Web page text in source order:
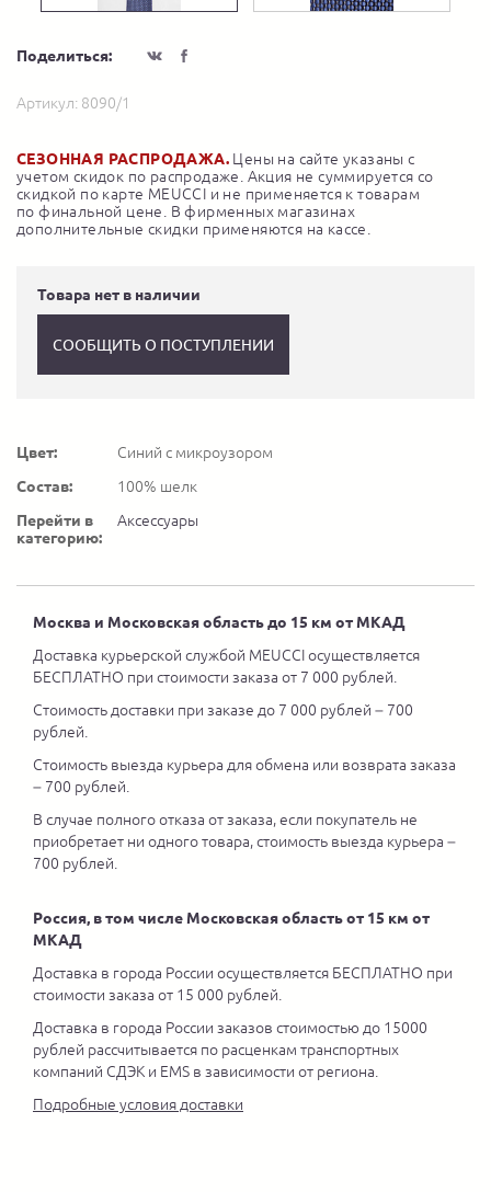
Поделиться:
Артикул: 8090/1
СЕЗОННАЯ РАСПРОДАЖА. Цены на сайте указаны с
учетом скидок по распродаже. Акция не суммируется со
скидкой по карте MEUCCI и не применяется к товарам
по финальной цене. В фирменных магазинах
дополнительные скидки применяются на кассе.
Товара нет в наличии
СООБЩИТЬ О ПОСТУПЛЕНИИ
Цвет:
Синий с микроузором
Состав:
100% шелк
Перейти в
категорию:
Аксессуары
Москва и Московская область до 15 км от МКАД
Доставка курьерской службой MEUCCI осуществляется
БЕСПЛАТНО при стоимости заказа от 7 000 рублей.
Стоимость доставки при заказе до 7 000 рублей – 700
рублей.
Стоимость выезда курьера для обмена или возврата заказа
– 700 рублей.
В случае полного отказа от заказа, если покупатель не
приобретает ни одного товара, стоимость выезда курьера –
700 рублей.
Россия, в том числе Московская область от 15 км от
МКАД
Доставка в города России осуществляется БЕСПЛАТНО при
стоимости заказа от 15 000 рублей.
Доставка в города России заказов стоимостью до 15000
рублей рассчитывается по расценкам транспортных
компаний СДЭК и EMS в зависимости от региона.
Подробные условия доставки